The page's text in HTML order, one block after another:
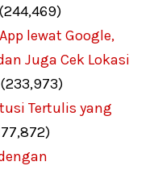
(244,469)
lewat Google,
Juga Cek Lokasi
(233,973)
Tertulis yang